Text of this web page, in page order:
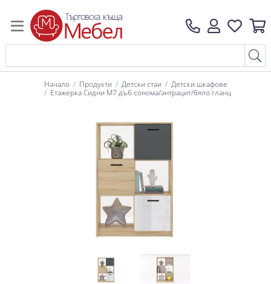
Начало Продукти Детски стаи
Детски шкафове
Етажерка Сидни М7 дъб сонома/антрацит/бяло гланц